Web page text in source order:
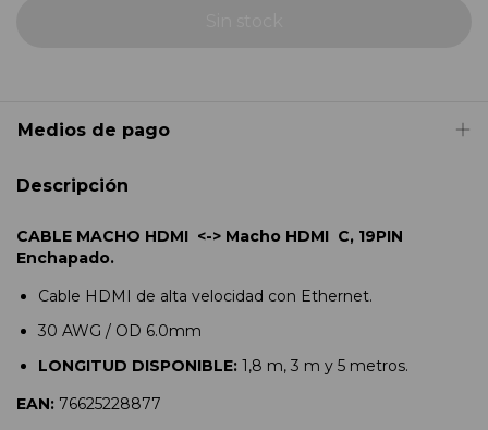
Medios de pago
Descripción
CABLE MACHO HDMI <-> Macho HDMI C, 19PIN
Enchapado.
Cable HDMI de alta velocidad con Ethernet.
30 AWG / OD 6.0mm
LONGITUD DISPONIBLE: 1,8 m, 3 m y 5 metros.
EAN: 76625228877